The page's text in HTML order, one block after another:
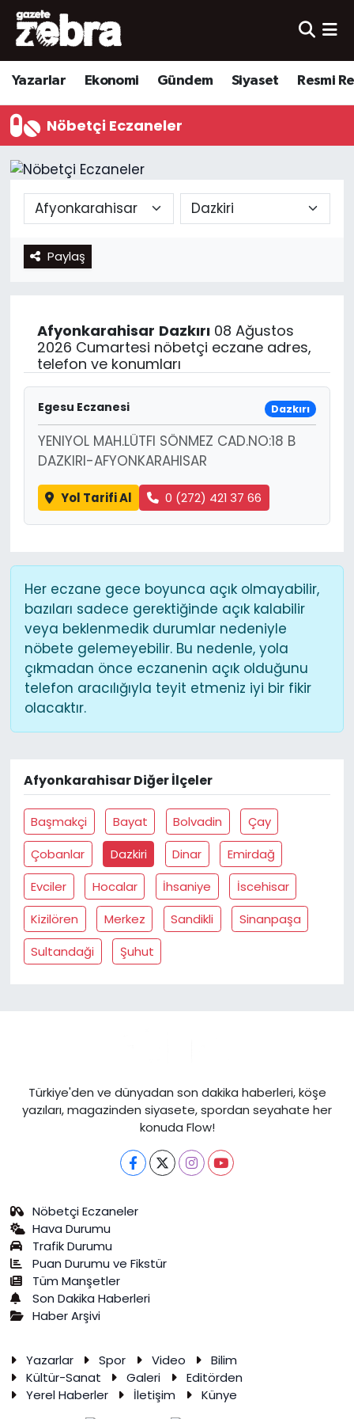
Yazarlar Ekonomi Gündem Siyaset Resmi
Nöbetçi Eczaneler
Paylaş
Afyonkarahisar Dazkırı08 Ağustos
2026 Cumartesi nöbetçi eczane adres,
telefon ve konumları
Egesu Eczanesi Dazkırı
YENIYOL MAH.LÜTFI SÖNMEZ CAD.NO:18 B
DAZKIRI-AFYONKARAHISAR
Yol Tarifi Al 0 (272) 421 37 66
Her eczane gece boyunca açık olmayabilir,
bazıları sadece gerektiğinde açık kalabilir
veya beklenmedik durumlar nedeniyle
nöbete gelemeyebilir. Bu nedenle, yola
çıkmadan önce eczanenin açık olduğunu
telefon aracılığıyla teyit etmeniz iyi bir fikir
olacaktır.
Afyonkarahisar Diğer İlçeler
Başmakçi Bayat Bolvadin
Çay
Çobanlar
Dazkiri Dinar
Emirdağ
Evciler
Hocalar İhsaniye
İscehisar
Kizilören
Merkez Sandikli
Sinanpaşa
Sultandaği
Şuhut
Türkiye'den ve dünyadan son dakika haberleri, köşe
yazıları, magazinden siyasete, spordan seyahate her
konuda Flow!
Nöbetçi Eczaneler
Hava Durumu
Trafik Durumu
Puan Durumu ve Fikstür
Tüm Manşetler
Son Dakika Haberleri
Haber Arşivi
Yazarlar Spor Video
Bilim
Kültür-Sanat
Galeri
Editörden
Yerel Haberler
İletişim Künye
Yazarlar
Ekonomi
Kültür-Sanat
Yerel
Spor
Nöbetçi Eczaneler
Hava Durumu
Trafik Durumu
Süper Lig Puan Durumu ve Fikstür
Tüm Manşetler
Son Dakika Haberleri